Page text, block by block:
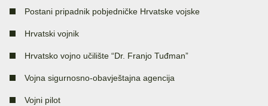
Postani pripadnik pobjedničke Hrvatske vojske
Hrvatski vojnik
Hrvatsko vojno učilište “Dr. Franjo Tuđman”
Vojna sigurnosno-obavještajna agencija
Vojni pilot